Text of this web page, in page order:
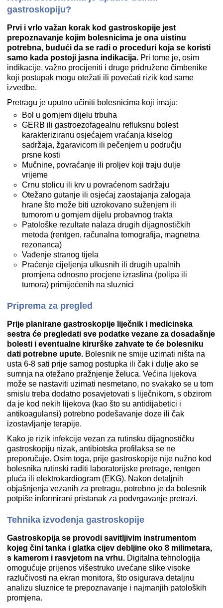
gastroskopiju?
Prvi i vrlo važan korak kod gastroskopije jest
prepoznavanje kojim bolesnicima je ona uistinu
potrebna, budući da se radi o proceduri koja se koristi
samo kada postoji jasna indikacija. Pri tome je, osim
indikacije, važno procijeniti i druge pridružene čimbenike
koji postupak mogu otežati ili povećati rizik kod same
izvedbe.
Pretragu je uputno učiniti bolesnicima koji imaju:
Bol u gornjem dijelu trbuha
GERB ili gastroezofagealnu refluksnu bolest
karakteriziranu osjećajem vraćanja kiselog
sadržaja, žgaravicom ili pečenjem u području
prsne kosti
Mučnine, povraćanje ili proljev koji traju dulje
vrijeme
Crnu stolicu ili krv u povraćenom sadržaju
Otežano gutanje ili osjećaj zaostajanja zalogaja
hrane što može biti uzrokovano suženjem ili
tumorom u gornjem dijelu probavnog trakta
Patološke rezultate nalaza drugih dijagnostičkih
metoda (rentgen, računalna tomografija, magnetna
rezonanca)
Vađenje stranog tijela
Praćenje cijeljenja ulkusnih ili drugih upalnih
promjena odnosno procjene izraslina (polipa ili
tumora) primijećenih na sluznici
Priprema za pregled
Prije planirane gastroskopije liječnik i medicinska
sestra će pregledati sve podatke vezane za dosadašnje
bolesti i eventualne kirurške zahvate te će bolesniku
dati potrebne upute. Bolesnik ne smije uzimati ništa na
usta 6-8 sati prije samog postupka ili čak i dulje ako se
sumnja na otežano pražnjenje želuca. Većina lijekova
može se nastaviti uzimati nesmetano, no svakako se u tom
smislu treba dodatno posavjetovati s liječnikom, s obzirom
da je kod nekih lijekova (kao što su antidijabetici i
antikoagulansi) potrebno podešavanje doze ili čak
izostavljanje terapije.
Kako je rizik infekcije vezan za rutinsku dijagnostičku
gastroskopiju nizak, antibiotska profilaksa se ne
preporučuje. Osim toga, prije gastroskopije nije nužno kod
bolesnika rutinski raditi laboratorijske pretrage, rentgen
pluća ili elektrokardiogram (EKG). Nakon detaljnih
objašnjenja vezanih za pretragu, potrebno je da bolesnik
potpiše informirani pristanak za podvrgavanje pretrazi.
Tehnika izvođenja gastroskopije
Gastroskopija se provodi savitljivim instrumentom
kojeg čini tanka i glatka cijev debljine oko 8 milimetara,
s kamerom i rasvjetom na vrhu. Digitalna tehnologija
omogućuje prijenos višestruko uvećane slike visoke
razlučivosti na ekran monitora, što osigurava detaljnu
analizu sluznice te prepoznavanje i najmanjih patoloških
promjena.